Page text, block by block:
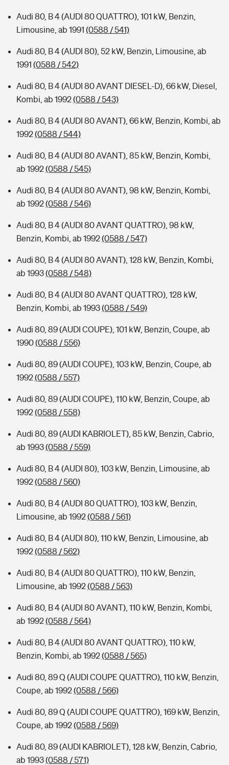
Audi 80, B 4 (AUDI 80 QUATTRO), 101 kW, Benzin,
Limousine, ab 1991 (0588 / 541)
Audi 80, B 4 (AUDI 80), 52 kW, Benzin, Limousine, ab
1991 (0588 / 542)
Audi 80, B 4 (AUDI 80 AVANT DIESEL-D), 66 kW, Diesel,
Kombi, ab 1992(0588 / 543)
Audi 80, B 4 (AUDI 80 AVANT), 66 kW, Benzin, Kombi, ab
1992(0588 / 544)
Audi 80, B 4 (AUDI 80 AVANT), 85 kW, Benzin, Kombi,
ab 1992(0588 / 545)
Audi 80, B 4 (AUDI 80 AVANT), 98 kW, Benzin, Kombi,
ab 1992(0588 / 546)
Audi 80, B 4 (AUDI 80 AVANT QUATTRO), 98 kW,
Benzin, Kombi, ab 1992(0588 / 547)
Audi 80, B 4 (AUDI 80 AVANT), 128 kW, Benzin, Kombi,
ab 1993(0588 / 548)
Audi 80, B 4 (AUDI 80 AVANT QUATTRO), 128 kW,
Benzin, Kombi, ab 1993(0588 / 549)
Audi 80, 89 (AUDI COUPE), 101 kW, Benzin, Coupe, ab
1990(0588 / 556)
Audi 80, 89 (AUDI COUPE), 103 kW, Benzin, Coupe, ab
1992(0588 / 557)
Audi 80, 89 (AUDI COUPE), 110 kW, Benzin, Coupe, ab
1992(0588 / 558)
Audi 80, 89 (AUDI KABRIOLET), 85 kW, Benzin, Cabrio,
ab 1993(0588 / 559)
Audi 80, B 4 (AUDI 80), 103 kW, Benzin, Limousine, ab
1992(0588 / 560)
Audi 80, B 4 (AUDI 80 QUATTRO), 103 kW, Benzin,
Limousine, ab 1992(0588 / 561)
Audi 80, B 4 (AUDI 80), 110 kW, Benzin, Limousine, ab
1992(0588 / 562)
Audi 80, B 4 (AUDI 80 QUATTRO), 110 kW, Benzin,
Limousine, ab 1992(0588 / 563)
Audi 80, B 4 (AUDI 80 AVANT), 110 kW, Benzin, Kombi,
ab 1992(0588 / 564)
Audi 80, B 4 (AUDI 80 AVANT QUATTRO), 110 kW,
Benzin, Kombi, ab 1992(0588 / 565)
Audi 80, 89 Q (AUDI COUPE QUATTRO), 110 kW, Benzin,
Coupe, ab 1992(0588 / 566)
Audi 80, 89 Q (AUDI COUPE QUATTRO), 169 kW, Benzin,
Coupe, ab 1992(0588 / 569)
Audi 80, 89 (AUDI KABRIOLET), 128 kW, Benzin, Cabrio,
ab 1993(0588 / 571)